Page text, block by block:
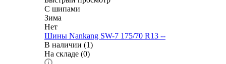
С шипами
Зима
Нет
Шины Nankang SW-7 175/70 R13 --
В наличии (1)
На складе (0)